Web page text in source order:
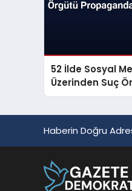
52 İlde Sosyal
Üzerinden Suç
Haberin Doğru